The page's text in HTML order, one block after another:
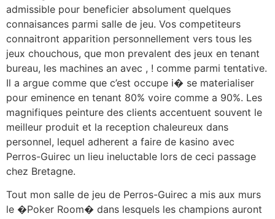
admissible pour beneficier absolument quelques
connaisances parmi salle de jeu. Vos competiteurs
connaitront apparition personnellement vers tous les
jeux chouchous, que mon prevalent des jeux en tenant
bureau, les machines an avec , ! comme parmi tentative.
Il a argue comme que c’est occupe i� se materialiser
pour eminence en tenant 80% voire comme a 90%. Les
magnifiques peinture des clients accentuent souvent le
meilleur produit et la reception chaleureux dans
personnel, lequel adherent a faire de kasino avec
Perros-Guirec un lieu ineluctable lors de ceci passage
chez Bretagne.
Tout mon salle de jeu de Perros-Guirec a mis aux murs
le �Poker Room� dans lesquels les champions auront